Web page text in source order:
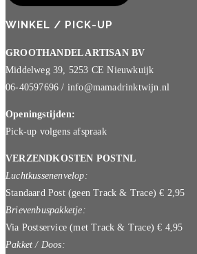
WINKEL / PICK-UP
GROOTHANDEL ARTISAN BV
Middelweg 39, 5253 CE Nieuwkuijk
06-40597696 / info@mamadrinktwijn.nl
Openingstijden:
Pick-up volgens afspraak
VERZENDKOSTEN POSTNL
Luchtkussenenvelop:
Standaard Post (geen Track & Trace) € 2,95
Brievenbuspakketje:
Via Postservice (met Track & Trace) € 4,95
Pakket / Doos: